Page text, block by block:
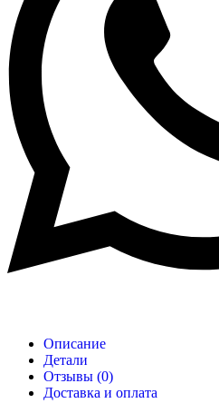
Описание
Детали
Отзывы (0)
Доставка и оплата